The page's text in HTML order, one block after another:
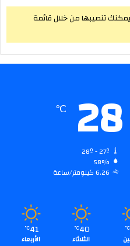
تنصيبها من خلال قائمة
28
℃
58%
6.26 كيلومتر/ساعة
℃
40
℃
الثلاثاء
41
℃
الأربعاء